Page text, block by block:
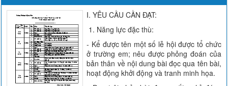
I. YÊU CẦU CẦN ĐẠT:
1. Năng lực đặc thù:
- Kể được tên một số lễ hội được tổ chức
ở trường em; nêu được phỏng đoán của
bản thân về nội dung bài đọc qua tên bài,
hoạt động khởi động và tranh minh họa.